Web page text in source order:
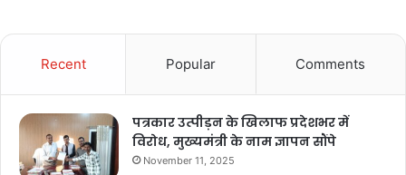
Recent Popular Comments
पत्रकार उत्पीड़न के खिलाफ प्रदेशभर में
विरोध, मुख्यमंत्री के नाम ज्ञापन सौंपे
November 11, 2025